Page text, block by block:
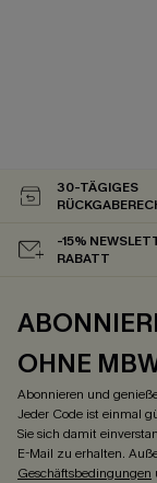
30-TÄGIGES
-15%
RABATT
OHNE
Abonnieren und
Jeder Code ist einmal
Sie sich damit
E-Mail zu erhalten.
Geschäftsbedingungen